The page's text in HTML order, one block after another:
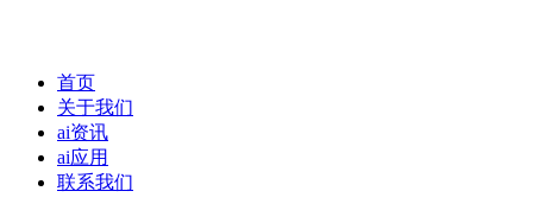
首页
关于我们
ai资讯
ai应用
联系我们